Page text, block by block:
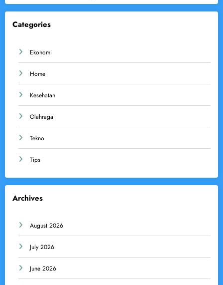
Categories
Ekonomi
Home
Kesehatan
Olahraga
Tekno
Tips
Archives
August 2026
July 2026
June 2026